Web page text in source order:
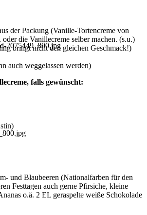
der Packung (Vanille-Tortencreme von
die Vanillecreme selber machen. (s.u.)
bringt nicht den gleichen Geschmack!)
auch weggelassen werden)
falls gewünscht:
und Blaubeeren (Nationalfarben für den
Festtagen auch gerne Pfirsiche, kleine
o.ä. 2 EL geraspelte weiße Schokolade